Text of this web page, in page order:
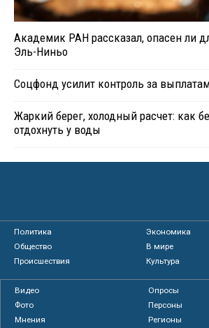
Академик РАН рассказал, опасен ли
Эль-Ниньо
Соцфонд усилит контроль за
Жаркий берег, холодный расчет: как
отдохнуть у воды
Политика
Экономика
Общество
В мире
Происшествия
Культура
Видео
Опросы
Фото
Персоны
Мнения
Регионы